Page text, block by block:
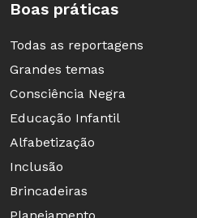
Boas práticas
Todas as reportagens
Grandes temas
Consciência Negra
Educação Infantil
Alfabetização
Inclusão
Brincadeiras